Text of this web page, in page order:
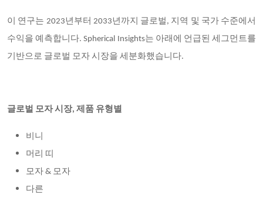
이 연구는 2023년부터 2033년까지 글로벌, 지역 및 국가 수준에서
수익을 예측합니다. Spherical Insights는 아래에 언급된 세그먼트를
기반으로 글로벌 모자 시장을 세분화했습니다.
글로벌 모자 시장, 제품 유형별
비니
머리 띠
모자 & 모자
다른